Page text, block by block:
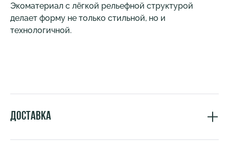
Экоматериал с лёгкой рельефной структурой
делает форму не только стильной, но и
технологичной.
Доставка